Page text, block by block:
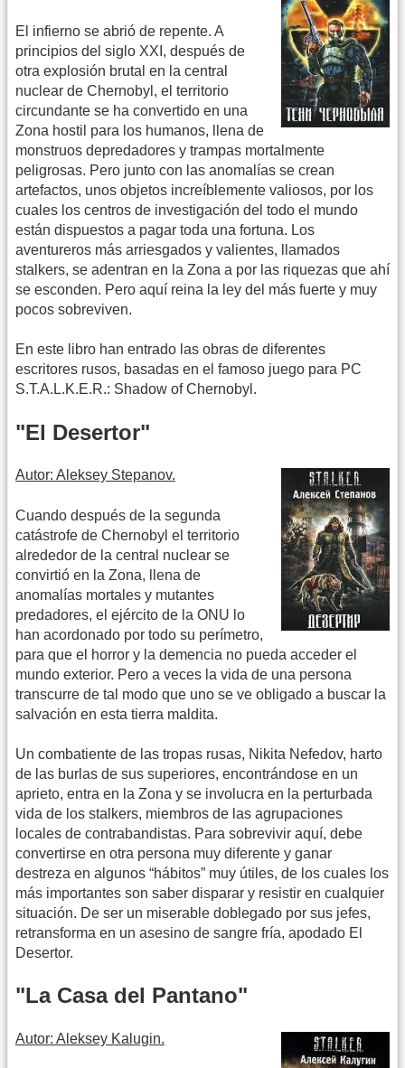
El infierno se abrió de repente. A
principios del siglo XXI, después de
otra explosión brutal en la central
nuclear de Chernobyl, el territorio
circundante se ha convertido en una
Zona hostil para los humanos, llena de
monstruos depredadores y trampas mortalmente
peligrosas. Pero junto con las anomalías se crean
artefactos, unos objetos increíblemente valiosos, por los
cuales los centros de investigación del todo el mundo
están dispuestos a pagar toda una fortuna. Los
aventureros más arriesgados y valientes, llamados
stalkers, se adentran en la Zona a por las riquezas que ahí
se esconden. Pero aquí reina la ley del más fuerte y muy
pocos sobreviven.
En este libro han entrado las obras de diferentes
escritores rusos, basadas en el famoso juego para PC
S.T.A.L.K.E.R.: Shadow of Chernobyl.
"El Desertor"
Autor: Aleksey Stepanov.
Cuando después de la segunda
catástrofe de Chernobyl el territorio
alrededor de la central nuclear se
convirtió en la Zona, llena de
anomalías mortales y mutantes
predadores, el ejército de la ONU lo
han acordonado por todo su perímetro,
para que el horror y la demencia no pueda acceder el
mundo exterior. Pero a veces la vida de una persona
transcurre de tal modo que uno se ve obligado a buscar la
salvación en esta tierra maldita.
Un combatiente de las tropas rusas, Nikita Nefedov, harto
de las burlas de sus superiores, encontrándose en un
aprieto, entra en la Zona y se involucra en la perturbada
vida de los stalkers, miembros de las agrupaciones
locales de contrabandistas. Para sobrevivir aquí, debe
convertirse en otra persona muy diferente y ganar
destreza en algunos “hábitos” muy útiles, de los cuales los
más importantes son saber disparar y resistir en cualquier
situación. De ser un miserable doblegado por sus jefes,
retransforma en un asesino de sangre fría, apodado El
Desertor.
"La Casa del Pantano"
Autor: Aleksey Kalugin.